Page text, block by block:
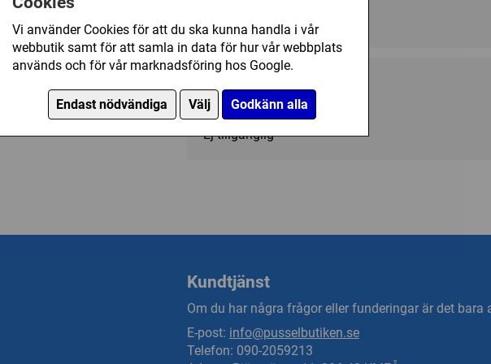
Vi använder Cookies för att du ska kunna handla i vår
webbutik samt för att samla in data för hur vår webbplats
används och för vår marknadsföring hos Google.
Endast nödvändiga Välj Godkänn alla
Landskap/Stad
399 kr
Ej tillgänglig
Kundtjänst
Om du har några frågor eller funderingar är det bara
E-post: info@pusselbutiken.se
Telefon: 090-2059213